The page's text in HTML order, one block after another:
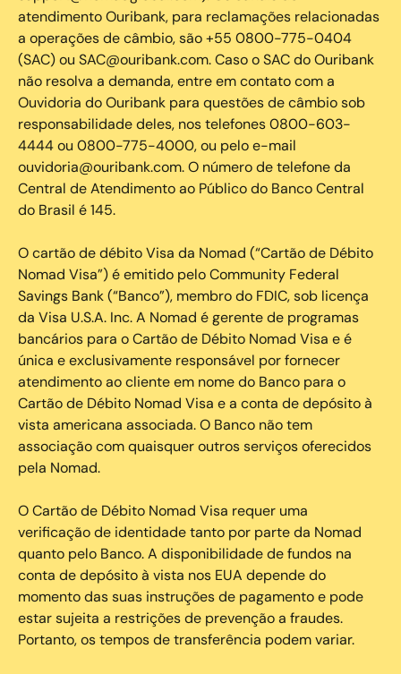
atendimento Ouribank, para reclamações relacionadas
a operações de câmbio, são +55 0800-775-0404
(SAC) ou SAC@ouribank.com. Caso o SAC do Ouribank
não resolva a demanda, entre em contato com a
Ouvidoria do Ouribank para questões de câmbio sob
responsabilidade deles, nos telefones 0800-603-
4444 ou 0800-775-4000, ou pelo e-mail
ouvidoria@ouribank.com. O número de telefone da
Central de Atendimento ao Público do Banco Central
do Brasil é 145.
O cartão de débito Visa da Nomad (“Cartão de Débito
Nomad Visa”) é emitido pelo Community Federal
Savings Bank (“Banco”), membro do FDIC, sob licença
da Visa U.S.A. Inc. A Nomad é gerente de programas
bancários para o Cartão de Débito Nomad Visa e é
única e exclusivamente responsável por fornecer
atendimento ao cliente em nome do Banco para o
Cartão de Débito Nomad Visa e a conta de depósito à
vista americana associada. O Banco não tem
associação com quaisquer outros serviços oferecidos
pela Nomad.
O Cartão de Débito Nomad Visa requer uma
verificação de identidade tanto por parte da Nomad
quanto pelo Banco. A disponibilidade de fundos na
conta de depósito à vista nos EUA depende do
momento das suas instruções de pagamento e pode
estar sujeita a restrições de prevenção a fraudes.
Portanto, os tempos de transferência podem variar.